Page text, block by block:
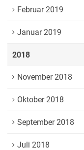
Februar 2019
Januar 2019
2018
November 2018
Oktober 2018
September 2018
Juli 2018